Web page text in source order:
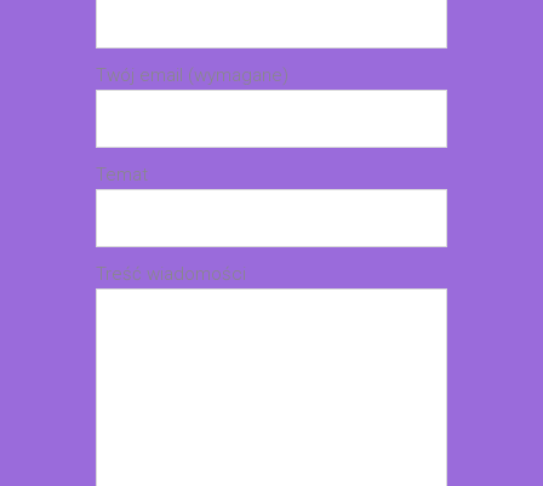
Twój email (wymagane)
Temat
Treść wiadomości